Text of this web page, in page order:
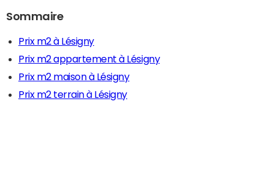
Sommaire
Prix m2 à Lésigny
Prix m2 appartement à Lésigny
Prix m2 maison à Lésigny
Prix m2 terrain à Lésigny